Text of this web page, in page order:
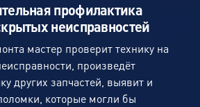
профилактика
неисправностей
мастер проверит технику на
произведёт
других запчастей, выявит и
которые могли бы